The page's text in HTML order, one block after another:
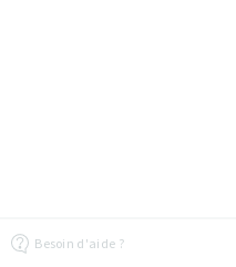
Besoin d'aide ?